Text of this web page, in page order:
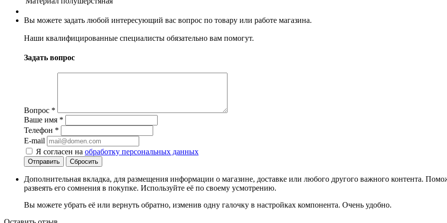
Вы можете задать любой интересующий вас вопрос по товару или работе магазина.
Наши квалифицированные специалисты обязательно вам помогут.
Задать вопрос
Вопрос *
Ваше имя *
Телефон *
E-mail
Я согласен на обработку персональных данных
Сбросить
Дополнительная вкладка, для размещения информации о магазине, доставке или любого другого важного контента.
развеять его сомнения в покупке. Используйте её по своему усмотрению.
Вы можете убрать её или вернуть обратно, изменив одну галочку в настройках компонента. Очень удобно.